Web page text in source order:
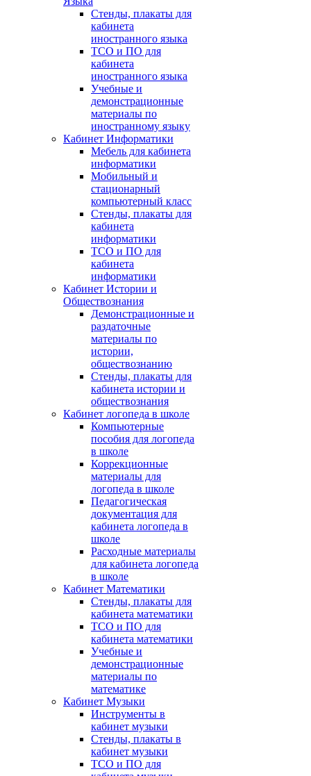
Стенды, плакаты для
кабинета
иностранного языка
ТСО и ПО для
кабинета
иностранного языка
Учебные и
демонстрационные
материалы по
иностранному языку
Кабинет Информатики
Мебель для кабинета
информатики
Мобильный и
стационарный
компьютерный класс
Стенды, плакаты для
кабинета
информатики
ТСО и ПО для
кабинета
информатики
Кабинет Истории и
Обществознания
Демонстрационные и
раздаточные
материалы по
истории,
обществознанию
Стенды, плакаты для
кабинета истории и
обществознания
Кабинет логопеда в школе
Компьютерные
пособия для логопеда
в школе
Коррекционные
материалы для
логопеда в школе
Педагогическая
документация для
кабинета логопеда в
школе
Расходные материалы
для кабинета логопеда
в школе
Кабинет Математики
Стенды, плакаты для
кабинета математики
ТСО и ПО для
кабинета математики
Учебные и
демонстрационные
материалы по
математике
Кабинет Музыки
Инструменты в
кабинет музыки
Стенды, плакаты в
кабинет музыки
ТСО и ПО для